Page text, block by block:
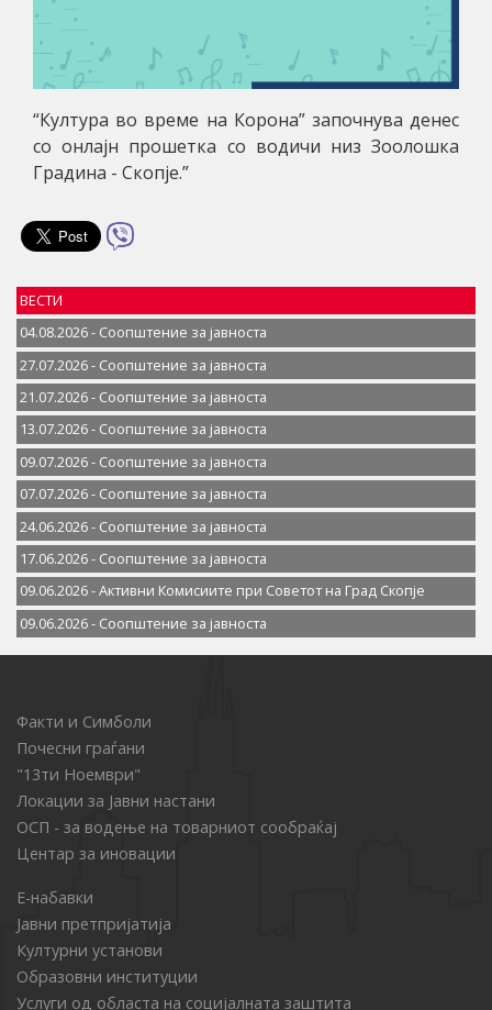
“Култура во време на Корона” започнува денес
со онлајн прошетка со водичи низ Зоолошка
Градина - Скопје.”
ВЕСТИ
04.08.2026 - Соопштение за јавностa
27.07.2026 - Соопштение за јавностa
21.07.2026 - Соопштение за јавностa
13.07.2026 - Соопштение за јавностa
09.07.2026 - Соопштение за јавностa
07.07.2026 - Соопштение за јавноста
24.06.2026 - Соопштение за јавностa
17.06.2026 - Соопштение за јавностa
09.06.2026 - Активни Комисиите при Советот на Град Скопје
09.06.2026 - Соопштение за јавностa
Факти и Симболи
Почесни граѓани
"13ти Ноември"
Локации за Јавни настани
ОСП - за водење на товарниот сообраќај
Центар за иновации
Е-набавки
Јавни претпријатија
Културни установи
Образовни институции
Услуги од областа на социјалната заштита